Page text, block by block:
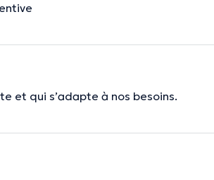
et qui s’adapte à nos besoins.